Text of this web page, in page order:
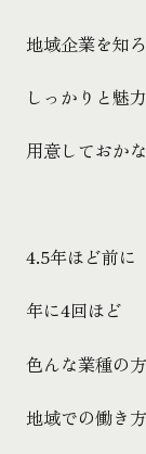
地域企業を知
しっかりと魅
用意しておか
4.5年ほど前に
年に4回ほど
色んな業種の
地域での働き方